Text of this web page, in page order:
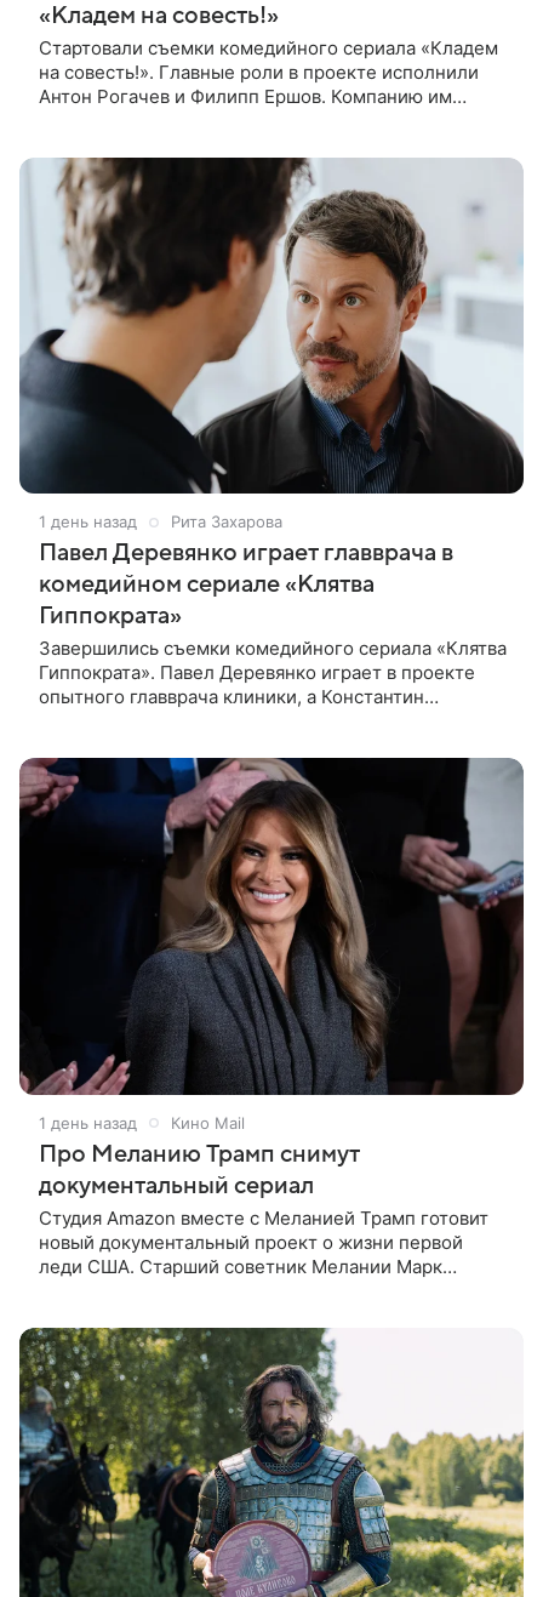
«Кладем на совесть!»
Стартовали съемки комедийного сериала «Кладем
на совесть!». Главные роли в проекте исполнили
Антон Рогачев и Филипп Ершов. Компанию им
1 день назад Рита Захарова
Павел Деревянко играет главврача в
комедийном сериале «Клятва
Гиппократа»
Завершились съемки комедийного сериала «Клятва
Гиппократа». Павел Деревянко играет в проекте
опытного главврача клиники, а Константин
1 день назад Кино Mail
Про Меланию Трамп снимут
документальный сериал
Студия Amazon вместе с Меланией Трамп готовит
новый документальный проект о жизни первой
леди США. Старший советник Мелании Марк